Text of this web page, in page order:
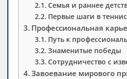
Семья и раннее
Первые шаги в
Профессиональная
Путь к
Знаменитые победы
Сотрудничество с
Завоевание мирового